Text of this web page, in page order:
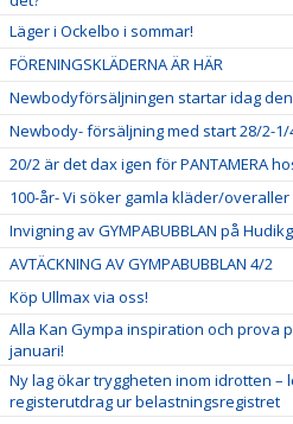
Läger i Ockelbo i sommar!
FÖRENINGSKLÄDERNA ÄR HÄR
Newbodyförsäljningen startar idag
Newbody- försäljning med start 28/2-1/
20/2 är det dax igen för PANTAMERA
100-år- Vi söker gamla kläder/
Invigning av GYMPABUBBLAN på
AVTÄCKNING AV GYMPABUBBLAN 4/2
Köp Ullmax via oss!
Alla Kan Gympa inspiration och prova
januari!
Ny lag ökar tryggheten inom idrotten –
registerutdrag ur belastningsregistret